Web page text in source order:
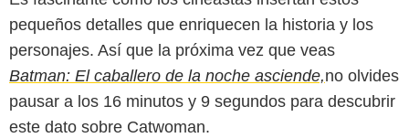
pequeños detalles que enriquecen la historia y los
personajes. Así que la próxima vez que veas
Batman: El caballero de la noche asciende,no olvides
pausar a los 16 minutos y 9 segundos para descubrir
este dato sobre Catwoman.